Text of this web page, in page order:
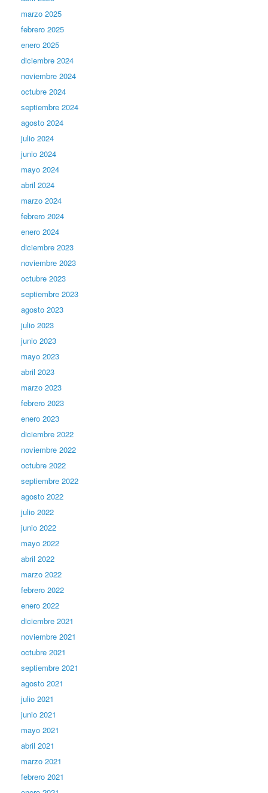
marzo 2025
febrero 2025
enero 2025
diciembre 2024
noviembre 2024
octubre 2024
septiembre 2024
agosto 2024
julio 2024
junio 2024
mayo 2024
abril 2024
marzo 2024
febrero 2024
enero 2024
diciembre 2023
noviembre 2023
octubre 2023
septiembre 2023
agosto 2023
julio 2023
junio 2023
mayo 2023
abril 2023
marzo 2023
febrero 2023
enero 2023
diciembre 2022
noviembre 2022
octubre 2022
septiembre 2022
agosto 2022
julio 2022
junio 2022
mayo 2022
abril 2022
marzo 2022
febrero 2022
enero 2022
diciembre 2021
noviembre 2021
octubre 2021
septiembre 2021
agosto 2021
julio 2021
junio 2021
mayo 2021
abril 2021
marzo 2021
febrero 2021